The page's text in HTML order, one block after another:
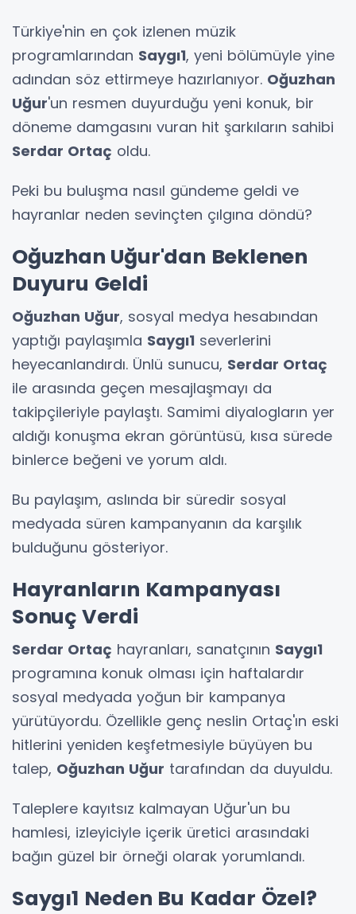
Türkiye'nin en çok izlenen müzik
programlarından Saygı1, yeni bölümüyle yine
adından söz ettirmeye hazırlanıyor. Oğuzhan
Uğur'un resmen duyurduğu yeni konuk, bir
döneme damgasını vuran hit şarkıların sahibi
Serdar Ortaç oldu.
Peki bu buluşma nasıl gündeme geldi ve
hayranlar neden sevinçten çılgına döndü?
Oğuzhan Uğur'dan Beklenen
Duyuru Geldi
Oğuzhan Uğur, sosyal medya hesabından
yaptığı paylaşımla Saygı1 severlerini
heyecanlandırdı. Ünlü sunucu, Serdar Ortaç
ile arasında geçen mesajlaşmayı da
takipçileriyle paylaştı. Samimi diyalogların yer
aldığı konuşma ekran görüntüsü, kısa sürede
binlerce beğeni ve yorum aldı.
Bu paylaşım, aslında bir süredir sosyal
medyada süren kampanyanın da karşılık
bulduğunu gösteriyor.
Hayranların Kampanyası
Sonuç Verdi
Serdar Ortaç hayranları, sanatçının Saygı1
programına konuk olması için haftalardır
sosyal medyada yoğun bir kampanya
yürütüyordu. Özellikle genç neslin Ortaç'ın eski
hitlerini yeniden keşfetmesiyle büyüyen bu
talep, Oğuzhan Uğur tarafından da duyuldu.
Taleplere kayıtsız kalmayan Uğur'un bu
hamlesi, izleyiciyle içerik üretici arasındaki
bağın güzel bir örneği olarak yorumlandı.
Saygı1 Neden Bu Kadar Özel?